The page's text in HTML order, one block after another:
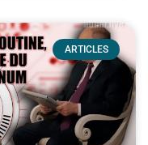
ARTICLES